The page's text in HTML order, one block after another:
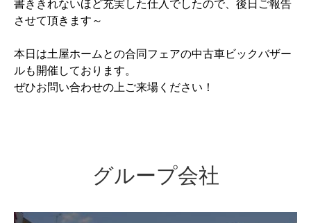
書ききれないほど充実した仕入でしたので、後日ご報告
させて頂きます～
本日は土屋ホームとの合同フェアの中古車ビックバザー
ルも開催しております。
ぜひお問い合わせの上ご来場ください！
グループ会社